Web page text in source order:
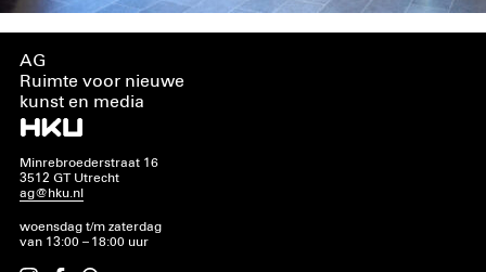
AG
Ruimte voor nieuwe
kunst en media
Minrebroederstraat 16
3512 GT Utrecht
ag@hku.nl
woensdag t/m zaterdag
van 13:00 – 18:00 uur